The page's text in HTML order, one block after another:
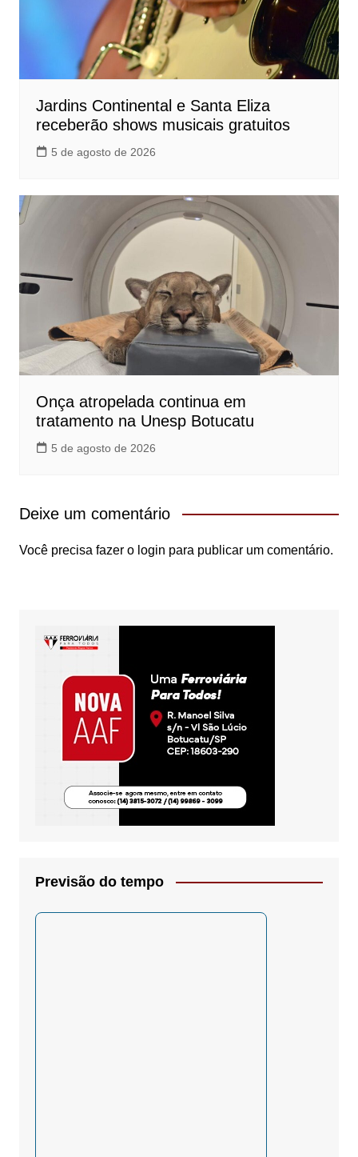
Jardins Continental e Santa Eliza
receberão shows musicais gratuitos
5 de agosto de 2026
Onça atropelada continua em
tratamento na Unesp Botucatu
5 de agosto de 2026
Deixe um comentário
Você precisa fazer o login para publicar um comentário.
Previsão do tempo